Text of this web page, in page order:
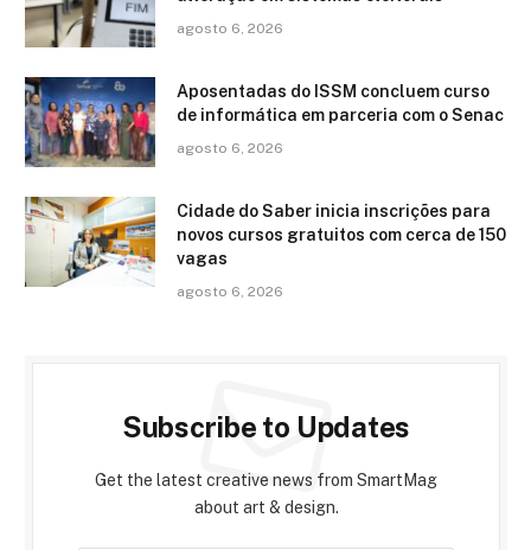
agosto 6, 2026
Aposentadas do ISSM concluem curso
de informática em parceria com o Senac
agosto 6, 2026
Cidade do Saber inicia inscrições para
novos cursos gratuitos com cerca de 150
vagas
agosto 6, 2026
Subscribe to Updates
Get the latest creative news from SmartMag
about art & design.